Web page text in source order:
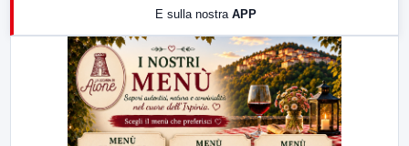
LabNews (replica)
E sulla nostra APP